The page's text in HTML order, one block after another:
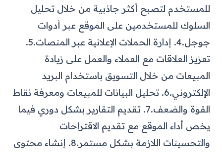
للمستخدم لتصبح أكثر جاذبية من خلال تحليل
السلوك للمستخدمين على الموقع عبر أدوات
جوجل.4. إدارة الحملات الإعلانية عبر المنصات.
5.
تعزيز العلاقات مع العملاء والعمل على زيادة
المبيعات من خلال التسويق باستخدام البريد
الإلكتروني. 6. تحليل البيانات للمبيعات ومعرفة نقاط
القوة والضعف. 7. تقديم التقارير بشكل دوري فيما
يخص أداء الموقع مع تقديم الاقتراحات
والتحسينات اللازمة بشكل مستمر. 8. إنشاء محتوى